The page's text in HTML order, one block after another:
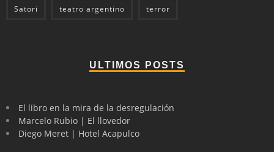
Satori teatro argentino terror
ULTIMOS POSTS
El libro en la mira de la desregulación
Marcelo Rubio | El llovedor
Diego Meret | Hotel Acapulco